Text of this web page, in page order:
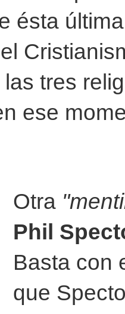
ésta
las tres
ese
Otra
Phil
Basta con
que